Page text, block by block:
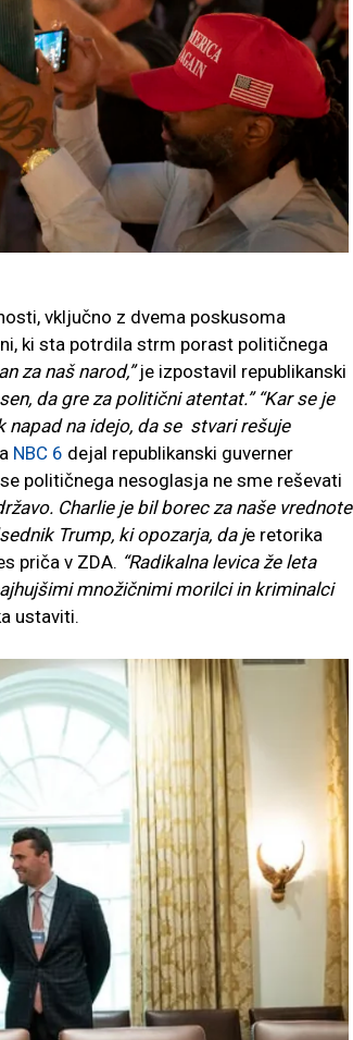
vključno z dvema poskusoma
ki sta potrdila strm porast političnega
za naš narod,”je izpostavil republikanski
da gre za politični atentat.” “Kar se je
napad na idejo, da se stvari rešuje
NBC 6 dejal republikanski guverner
političnega nesoglasja ne sme reševati
Charlie je bil borec za naše vrednote
Trump, ki opozarja, da je retorika
priča v ZDA. “Radikalna levica že leta
množičnimi morilci in kriminalci
ustaviti.